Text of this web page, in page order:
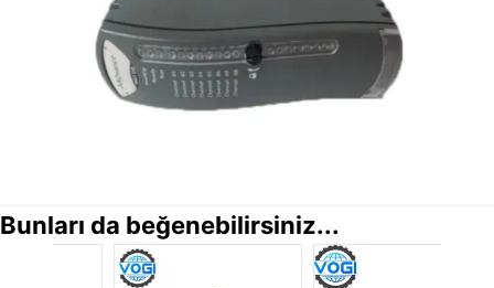
Bunları da beğenebilirsiniz...